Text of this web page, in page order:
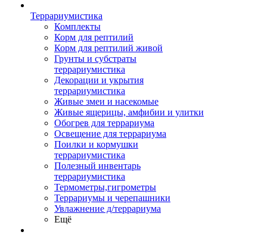
Террариумистика
Комплекты
Корм для рептилий
Корм для рептилий живой
Грунты и субстраты
террариумистика
Декорации и укрытия
террариумистика
Живые змеи и насекомые
Живые ящерицы, амфибии и улитки
Обогрев для террариума
Освещение для террариума
Поилки и кормушки
террариумистика
Полезный инвентарь
террариумистика
Термометры,гигрометры
Террариумы и черепашники
Увлажнение д/террариума
Ещё